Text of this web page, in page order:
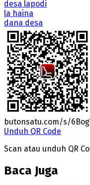
desa lapodi
la haina
dana desa
butonsatu.com/s/
Unduh QR Code
Scan atau unduh QR
Baca Juga